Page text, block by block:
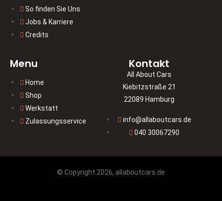
So finden Sie Uns
Jobs & Karriere
Credits
Menu
Home
Shop
Werkstatt
Zulassungsservice
Kontakt
All About Cars
Kiebitzstraße 21
22089 Hamburg
info@allaboutcars.de
040 30067290
© Copyright 2026, allaboutcars.de